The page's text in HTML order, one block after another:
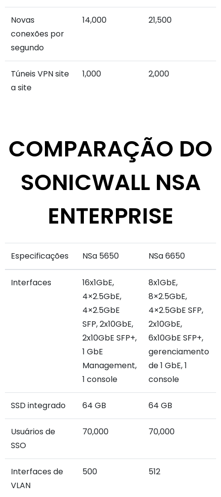
Novas
conexões por
segundo
14,000 21,500
Túneis VPN site
a site
1,000 2,000
COMPARAÇÃO DO
SONICWALL NSA
ENTERPRISE
Especificações NSa 5650 NSa 6650
Interfaces
16x1GbE,
4×2.5GbE,
4×2.5GbE
SFP, 2x10GbE,
2x10GbE SFP+,
1 GbE
Management,
1 console
8x1GbE,
8×2.5GbE,
4×2.5GbE SFP,
2x10GbE,
6x10GbE SFP+,
gerenciamento
de 1 GbE, 1
console
SSD integrado 64 GB 64 GB
Usuários de
SSO
70,000 70,000
Interfaces de
VLAN
500 512